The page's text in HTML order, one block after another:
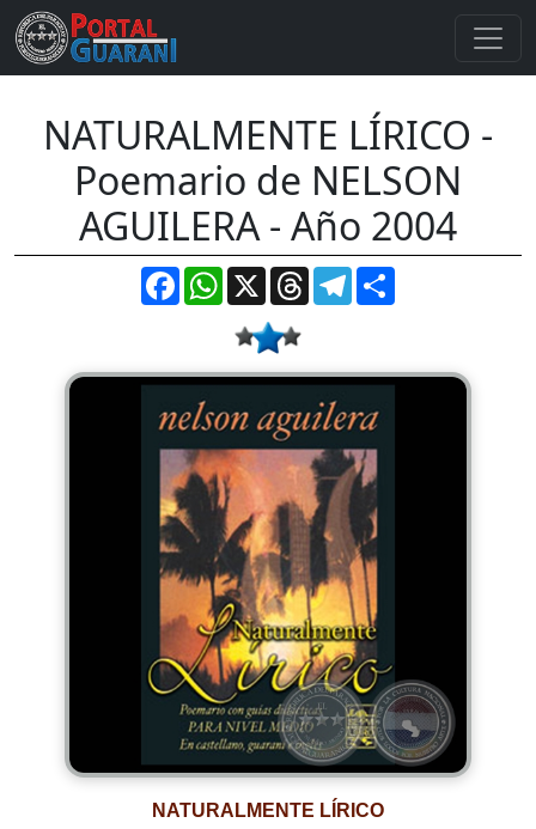
NATURALMENTE LÍRICO -
Poemario de NELSON
AGUILERA - Año 2004
FacebookWhatsApp
X ThreadsTelegram
NATURALMENTE LÍRICO